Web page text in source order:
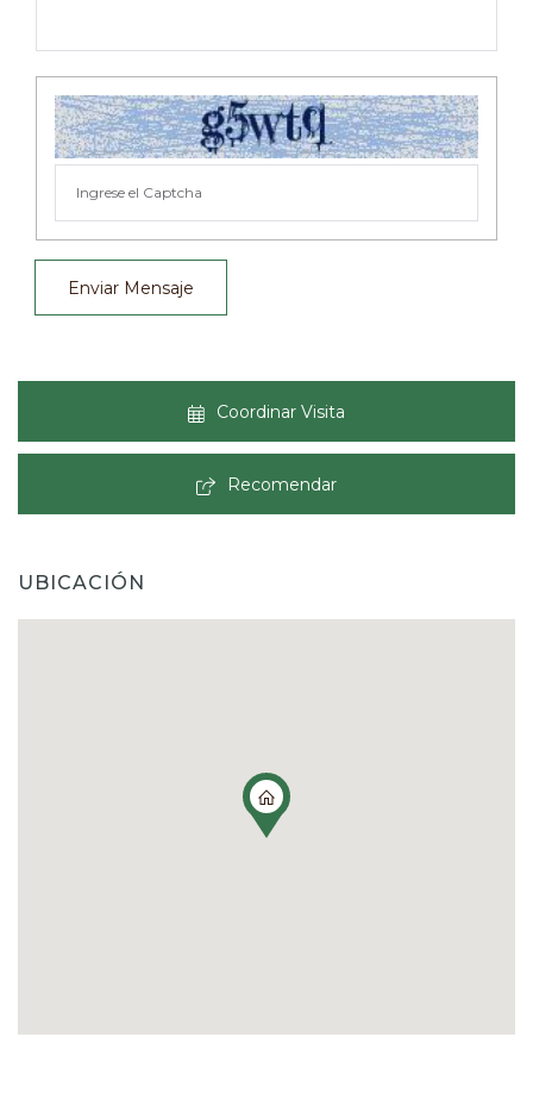
Enviar Mensaje
Coordinar Visita
Recomendar
UBICACIÓN